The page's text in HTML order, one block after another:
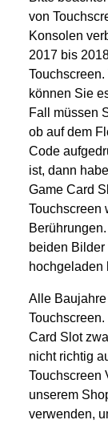
von
Konsolen
2017 bis
können Sie
Fall müssen
ob auf dem
Code
ist, dann
Game Card
Touchscreen
beiden
hochgeladen
Alle
Card Slot
nicht richtig
Touchscreen
unserem
verwenden,